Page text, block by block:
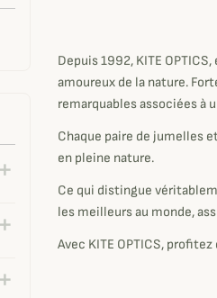
Depuis 1992, KITE
amoureux de la nature.
remarquables associées à
Chaque paire de jumelles
en pleine nature.
Ce qui distingue
les meilleurs au monde,
Avec KITE OPTICS,